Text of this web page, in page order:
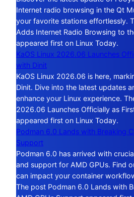
Internet radio browsing in the Qt
your favorite stations effortlessly.
Adds Internet Radio Browsing to
appeared first on Linux Today.
KaOS Linux 2026.06 Launches
with Dinit
KaOS Linux 2026.06 is here,
Dinit. Dive into the latest updates
enhance your Linux experience.
2026.06 Launches Officially as
appeared first on Linux Today.
Podman 6.0 Lands with Breaking
Support
Podman 6.0 has arrived with
and support for AMD GPUs. Find
can impact your container
The post Podman 6.0 Lands with